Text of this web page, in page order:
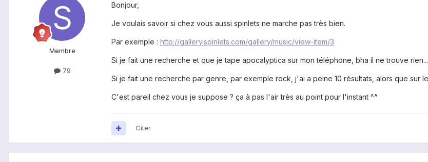
Membre
79
Bonjour,
Je voulais savoir si chez vous aussi spinlets ne marche pas très bien.
Par exemple : http://gallery.spinlets.com/gallery/music/view-item/3
Si je fait une recherche et que je tape apocalyptica sur mon téléphone, bha il ne trouve rien...
Si je fait une recherche par genre, par exemple rock, j'ai a peine 10 résultats, alors que sur
C'est pareil chez vous je suppose ? ça à pas l'air très au point pour l'instant ^^
Citer